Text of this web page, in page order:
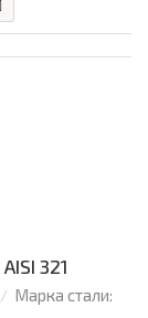
321
Марка стали: